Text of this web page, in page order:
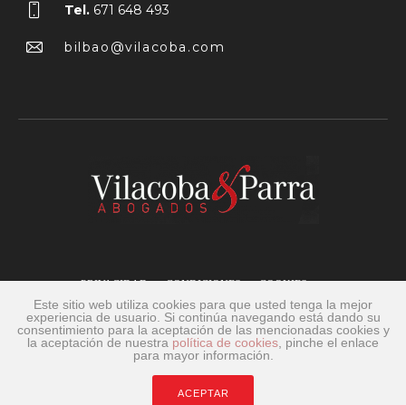
Tel. 671 648 493
bilbao@vilacoba.com
PRIVACIDAD CONDICIONES COOKIES
Diseño web por DROWERS.
Este sitio web utiliza cookies para que usted tenga la mejor
experiencia de usuario. Si continúa navegando está dando su
consentimiento para la aceptación de las mencionadas cookies y
la aceptación de nuestra política de cookies , pinche el enlace
para mayor información.
ACEPTAR